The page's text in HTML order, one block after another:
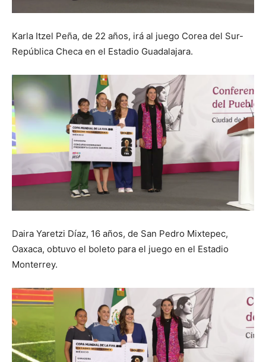
Karla Itzel Peña, de 22 años, irá al juego Corea del Sur-
República Checa en el Estadio Guadalajara.
Daira Yaretzi Díaz, 16 años, de San Pedro Mixtepec,
Oaxaca, obtuvo el boleto para el juego en el Estadio
Monterrey.